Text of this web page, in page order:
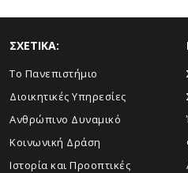
ΣΧΕΤΙΚΑ:
Το Πανεπιστήμιο
Διοικητικές Υπηρεσίες
Ανθρώπινο Δυναμικό
Κοινωνική Δράση
Ιστορία και Προοπτικές